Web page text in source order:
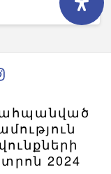
2024